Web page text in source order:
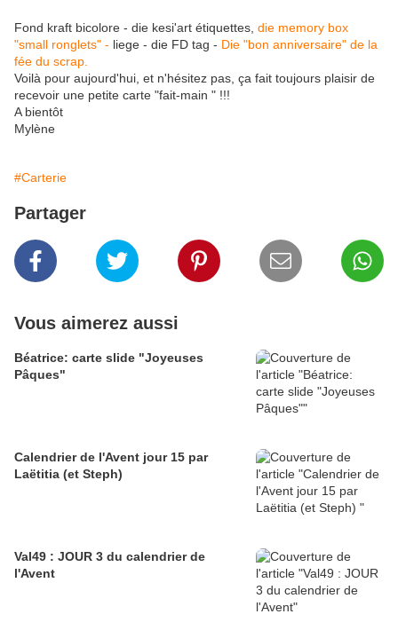
Fond kraft bicolore - die kesi'art étiquettes, die memory box
"small ronglets" - liege - die FD tag - Die "bon anniversaire" de la
fée du scrap.
Voilà pour aujourd'hui, et n'hésitez pas, ça fait toujours plaisir de
recevoir une petite carte "fait-main " !!!
A bientôt
Mylène
#Carterie
Partager
Vous aimerez aussi
Béatrice: carte slide "Joyeuses
Pâques"
Calendrier de l'Avent jour 15 par
Laëtitia (et Steph)
Val49 : JOUR 3 du calendrier de
l'Avent